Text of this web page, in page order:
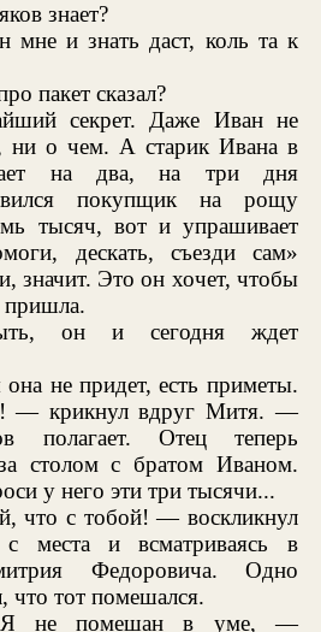
знает?
и знать даст, коль та к
пакет сказал?
секрет. Даже Иван не
ни о чем. А старик Ивана в
на два, на три дня
покупщик на рощу
тысяч, вот и упрашивает
дескать, съезди сам»
значит. Это он хочет, чтобы
пришла.
он и сегодня ждет
не придет, есть приметы.
— крикнул вдруг Митя. —
полагает. Отец теперь
столом с братом Иваном.
у него эти три тысячи...
что с тобой! — воскликнул
с места и всматриваясь в
Федоровича. Одно
что тот помешался.
не помешан в уме, —